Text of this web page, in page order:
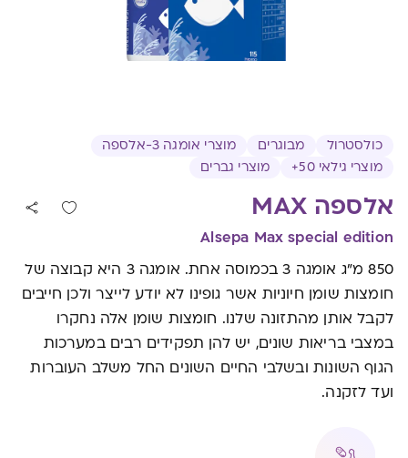
כולסטרול מבוגרים
מוצרי אומגה 3-אלספה
מוצרי גילאי 50+
מוצרי גברים
אלספה MAX
Alsepa Max special edition
850 מ"ג אומגה 3 בכמוסה אחת. אומגה 3 היא קבוצה של
חומצות שומן חיוניות אשר גופינו לא יודע לייצר ולכן חייבים
לקבל אותן מהתזונה שלנו. חומצות שומן אלה נחקרו
במצבי בריאות שונים, יש להן תפקידים רבים במערכות
הגוף השונות ובשלבי החיים השונים החל משלב העוברות
ועד לזקנה.